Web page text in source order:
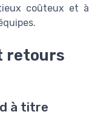
coûteux et à
retours
à titre